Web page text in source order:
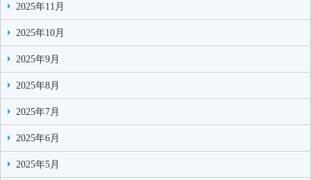
2025年11月
2025年10月
2025年9月
2025年8月
2025年7月
2025年6月
2025年5月